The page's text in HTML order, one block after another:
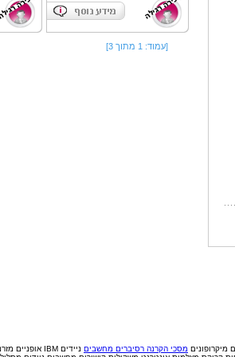
[עמוד: 1 מתוך 3]
מיקרופונים מסכי הקרנה רסיברים מחשבים ניידים IBM אופניים